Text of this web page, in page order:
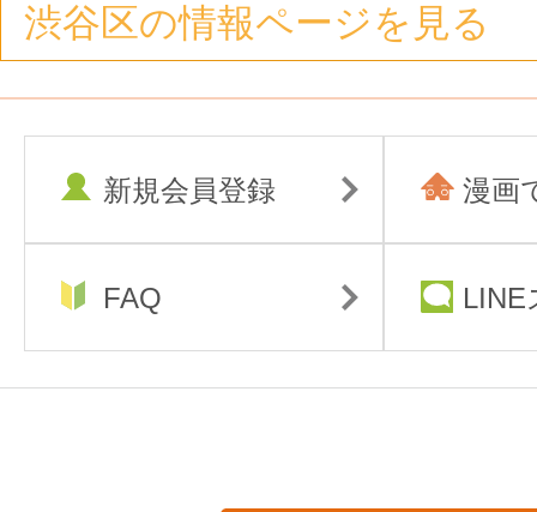
渋谷区の情報ページを見る
新規会員登録 漫画
FAQ LINE